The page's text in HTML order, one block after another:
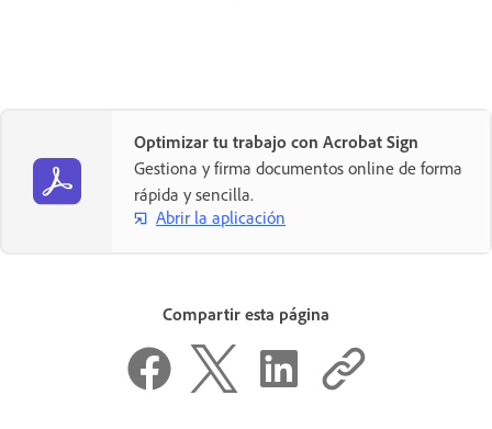
Optimizar tu trabajo con Acrobat Sign
Gestiona y firma documentos online de forma
rápida y sencilla.
Abrir la aplicación
Compartir esta página